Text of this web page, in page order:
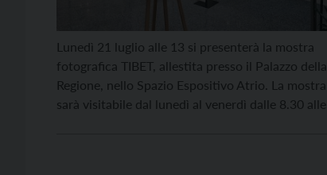
Lunedì 21 luglio alle 13 si presenterà la mostra
fotografica TIBET, allestita presso il Palazzo della
Regione, nello Spazio Espositivo Atrio. La mostra
sarà visitabile dal lunedì al venerdì dalle 8.30 alle